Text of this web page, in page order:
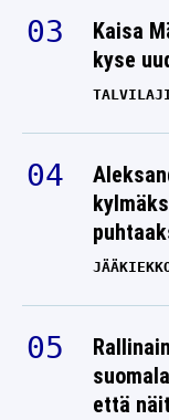
Kaisa
kyse
että